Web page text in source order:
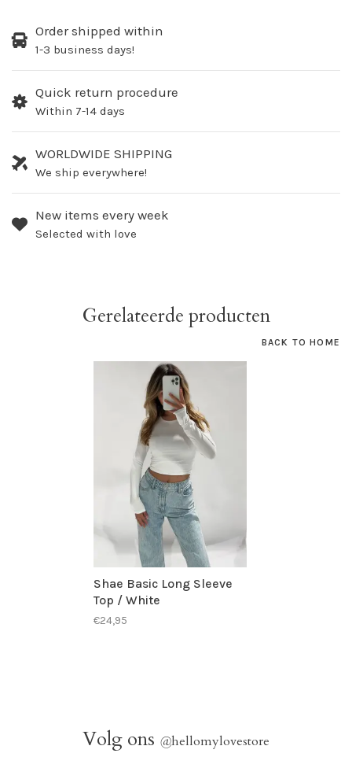
Order shipped within
1-3 business days!
Quick return procedure
Within 7-14 days
WORLDWIDE SHIPPING
We ship everywhere!
New items every week
Selected with love
Gerelateerde producten
BACK TO HOME
Shae Basic Long Sleeve
Top / White
€24,95
Volg ons @hellomylovestore